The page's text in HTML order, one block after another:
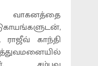
வாகனத்தை
காந்தி